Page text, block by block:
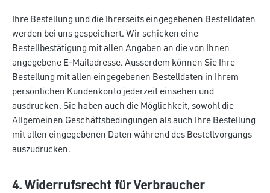
Ihre Bestellung und die Ihrerseits eingegebenen Bestelldaten
werden bei uns gespeichert. Wir schicken eine
Bestellbestätigung mit allen Angaben an die von Ihnen
angegebene E-Mailadresse. Ausserdem können Sie Ihre
Bestellung mit allen eingegebenen Bestelldaten in Ihrem
persönlichen Kundenkonto jederzeit einsehen und
ausdrucken. Sie haben auch die Möglichkeit, sowohl die
Allgemeinen Geschäftsbedingungen als auch Ihre Bestellung
mit allen eingegebenen Daten während des Bestellvorgangs
auszudrucken.
4. Widerrufsrecht für Verbraucher